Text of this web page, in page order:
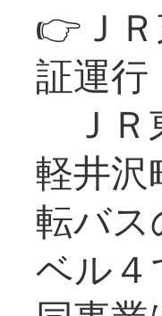
👉Ｊ
証運行
ＪＲ
軽井沢
転バ
ベル